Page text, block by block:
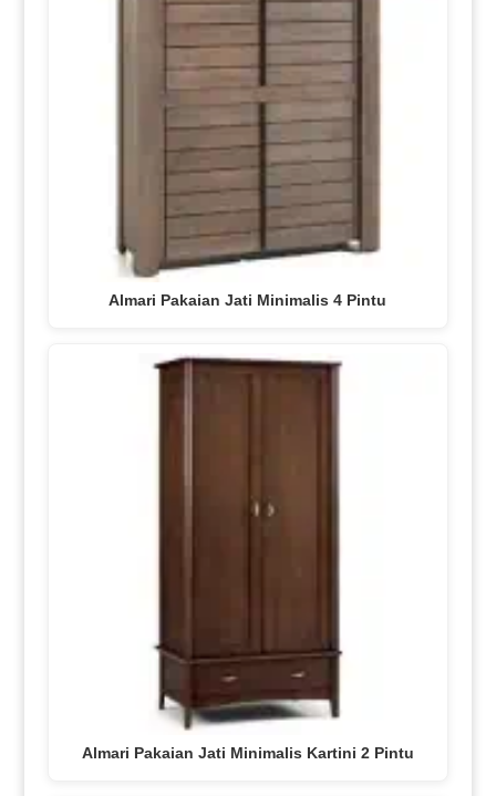
Almari Pakaian Jati Minimalis 4 Pintu
Almari Pakaian Jati Minimalis Kartini 2 Pintu